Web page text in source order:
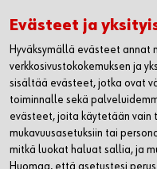
WÜRTH OY
MYYNTI JA ASIAKASPALVELU
WÜRTH HUOLTO
LASKUTUSTIEDOT
Evästeet ja
Hyväksymällä evästeet
verkkosivustokokemuksen ja
sisältää evästeet, jotka ovat
toiminnalle sekä
evästeet, joita käytetään vain
mukavuusasetuksiin tai
mitkä luokat haluat sallia, ja
Huomaa, että asetustesi